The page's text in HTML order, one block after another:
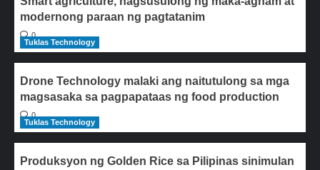
modernong paraan ng pagtatanim
0
Tuklas Technology
Drone Technology malaki ang naitutulong sa mga
magsasaka sa pagpapataas ng food production
0
Tuklas Technology
Produksyon ng Golden Rice sa Pilipinas sinimulan